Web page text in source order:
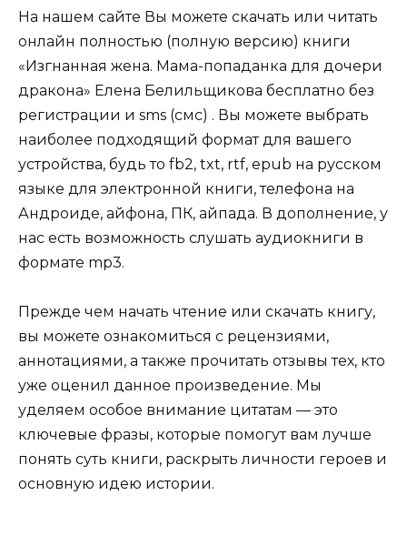
На нашем сайте Вы можете скачать или читать
онлайн полностью (полную версию) книги
«Изгнанная жена. Мама-попаданка для дочери
дракона» Елена Белильщикова бесплатно без
регистрации и sms (смс) . Вы можете выбрать
наиболее подходящий формат для вашего
устройства, будь то fb2, txt, rtf, epub на русском
языке для электронной книги, телефона на
Андроиде, айфона, ПК, айпада. В дополнение, у
нас есть возможность слушать аудиокниги в
формате mp3.
Прежде чем начать чтение или скачать книгу,
вы можете ознакомиться с рецензиями,
аннотациями, а также прочитать отзывы тех, кто
уже оценил данное произведение. Мы
уделяем особое внимание цитатам — это
ключевые фразы, которые помогут вам лучше
понять суть книги, раскрыть личности героев и
основную идею истории.